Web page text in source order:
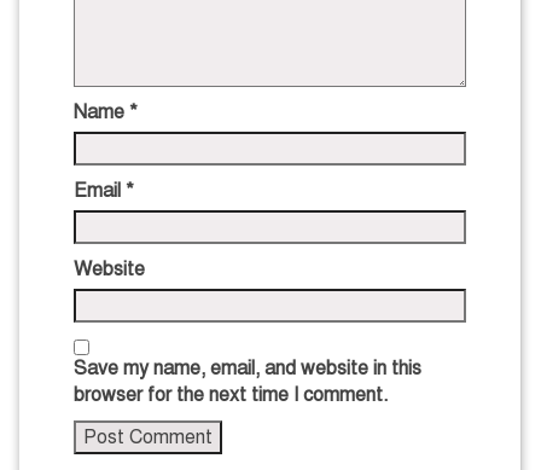
Name *
Email *
Website
Save my name, email, and website in this
browser for the next time I comment.